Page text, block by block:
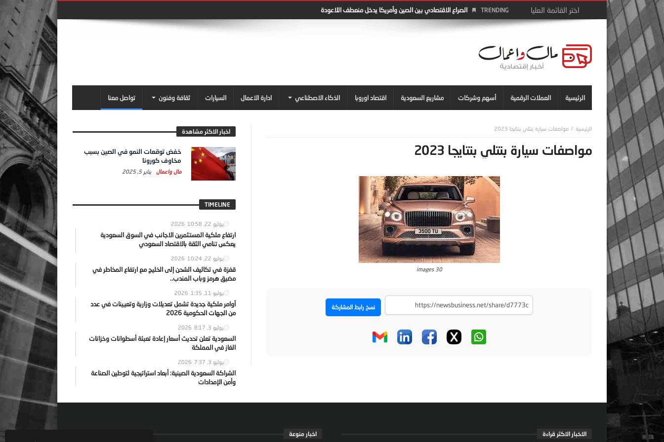
TRENDING الصراع الاقتصادي بين الصين وأمريكا يدخل منعطف اللاعودة
الرئيسية العملات الرقمية أسهم وشركات مشاريع السعودية اقتصاد اوروبا الذكاء الاصطناعي ادارة الاعمال السيارات ثقافة وفنون تواصل معنا
مواصفات سيارة بنتلي بنتايجا 2023
مواصفات سيارة بنتلي بنتايجا 2023
images 30
نسخ رابط المشاركة
اخبار الاكثر مشاهدة
خفض توقعات النمو في الصين بسبب
مخاوف كورونا
مال واعمال يناير 5, 2025
TIMELINE
يوليو 22, 2026 10:58
ارتفاع ملكية المستثمرين الاجانب في السوق السعودية
يعكس تنامي الثقة بالاقتصاد السعودي
يوليو 22, 2026 10:24
قفزة في تكاليف الشحن إلى الخليج مع ارتفاع المخاطر في
مضيق هرمز وباب المندب..
يوليو 11, 2026 1:35
أوامر ملكية جديدة تشمل تعديلات وزارية وتعيينات في عدد
من الجهات الحكومية 2026
يوليو 3, 2026 8:17
السعودية تعلن تحديث أسعار إعادة تعبئة أسطوانات وخزانات
الغاز في المملكة
يوليو 3, 2026 7:37
الشراكة السعودية الصينية: أبعاد استراتيجية لتوطين الصناعة
وأمن الإمدادات
الاخبار الاكثر قراءة اخبار منوعة